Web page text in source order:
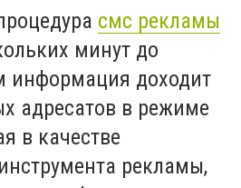
смс рекламы
минут до
информация доходит
адресатов в режиме
в качестве
рекламы,